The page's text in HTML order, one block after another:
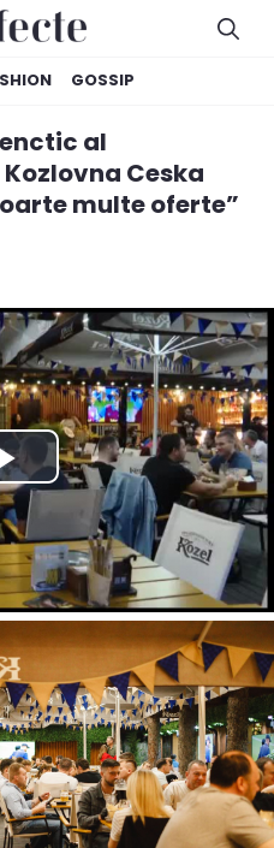
GOSSIP
al
Ceska
multe oferte”